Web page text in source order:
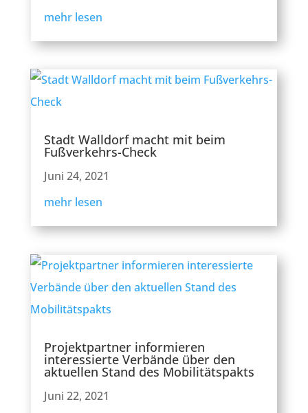
mehr lesen
Stadt Walldorf macht mit beim
Fußverkehrs-Check
Juni 24, 2021
mehr lesen
Projektpartner informieren
interessierte Verbände über den
aktuellen Stand des Mobilitätspakts
Juni 22, 2021